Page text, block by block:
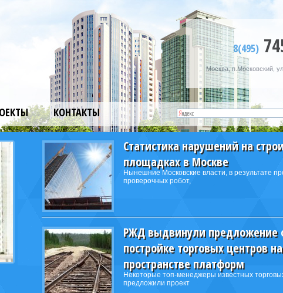
8(495)
Москва, п.Московский,
КОНТАКТЫ
Статистика нарушений на
площадках в Москве
Нынешние Московские власти, в результате
проверочных робот,
РЖД выдвинули предложение
постройке торговых центров на
пространстве платформ
Некоторые топ-менеджеры известных
предложили проект